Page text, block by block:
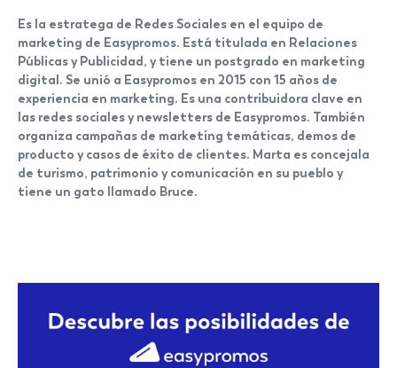
Es la estratega de Redes Sociales en el equipo de
marketing de Easypromos. Está titulada en Relaciones
Públicas y Publicidad, y tiene un postgrado en marketing
digital. Se unió a Easypromos en 2015 con 15 años de
experiencia en marketing. Es una contribuidora clave en
las redes sociales y newsletters de Easypromos. También
organiza campañas de marketing temáticas, demos de
producto y casos de éxito de clientes. Marta es concejala
de turismo, patrimonio y comunicación en su pueblo y
tiene un gato llamado Bruce.